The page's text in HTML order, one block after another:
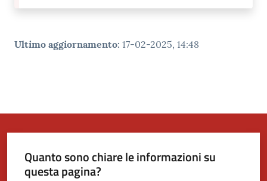
Ultimo aggiornamento: 17-02-2025, 14:48
Quanto sono chiare le informazioni su
questa pagina?